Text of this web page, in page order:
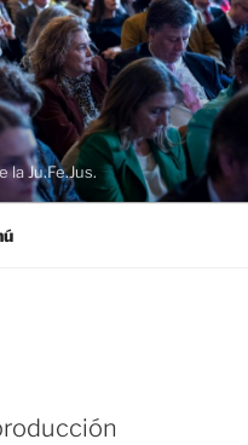
Ju.Fe.Jus.